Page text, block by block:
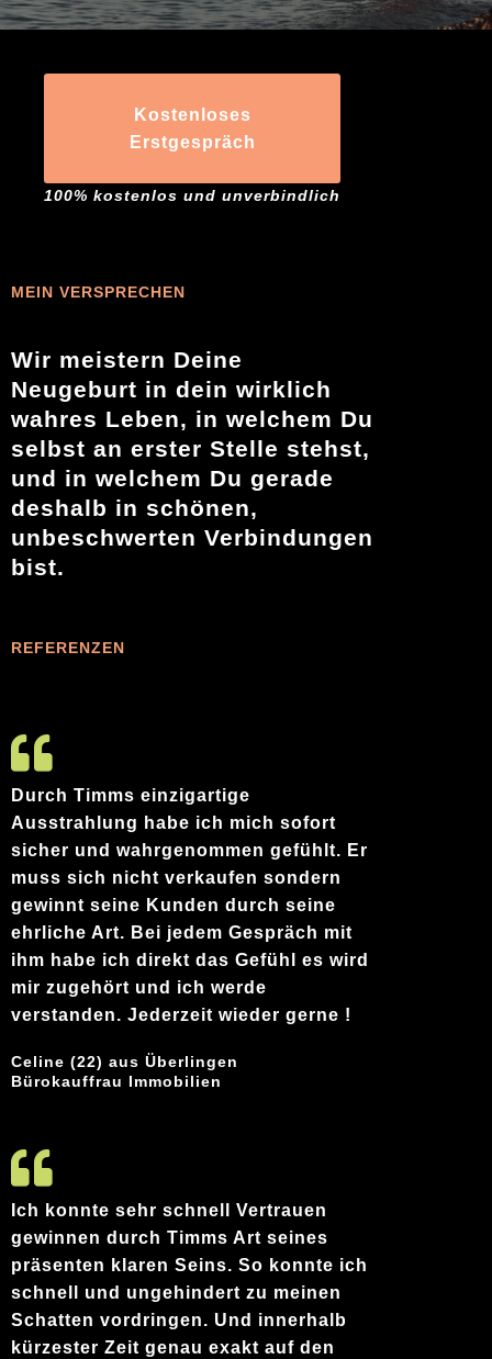
Kostenloses
Erstgespräch
100% kostenlos und unverbindlich
MEIN VERSPRECHEN
Wir meistern Deine
Neugeburt in dein wirklich
wahres Leben, in welchem Du
selbst an erster Stelle stehst,
und in welchem Du gerade
deshalb in schönen,
unbeschwerten Verbindungen
bist.
REFERENZEN
Durch Timms einzigartige
Ausstrahlung habe ich mich sofort
sicher und wahrgenommen gefühlt. Er
muss sich nicht verkaufen sondern
gewinnt seine Kunden durch seine
ehrliche Art. Bei jedem Gespräch mit
ihm habe ich direkt das Gefühl es wird
mir zugehört und ich werde
verstanden. Jederzeit wieder gerne !
Celine (22) aus Überlingen
Bürokauffrau Immobilien
Ich konnte sehr schnell Vertrauen
gewinnen durch Timms Art seines
präsenten klaren Seins. So konnte ich
schnell und ungehindert zu meinen
Schatten vordringen. Und innerhalb
kürzester Zeit genau exakt auf den